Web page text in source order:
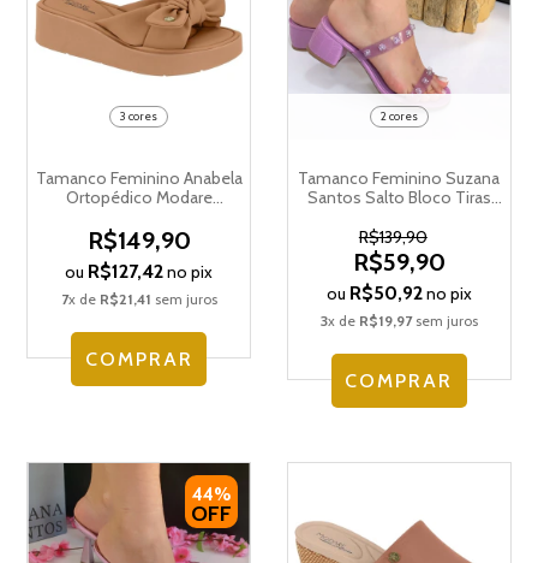
3 cores
Tamanco Feminino Anabela
Ortopédico Modare
7226.102.29516
R$149,90
ou R$127,42no pix
7x de R$21,41 sem juros
COMPRAR
2 cores
Tamanco Feminino Suzana
Santos Salto Bloco Tiras
R$139,90
R$59,90
ou R$50,92no pix
3x de R$19,97sem juros
COMPRAR
44%
OFF